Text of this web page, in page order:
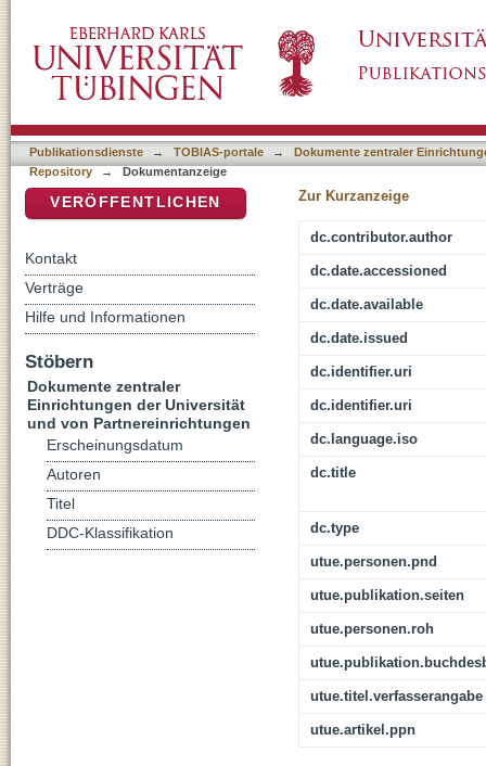
Publikationsdienste → TOBIAS-portale →
Dokumente zentraler
Repository
→ Dokumentanzeige
Zur Kurzanzeige
dc.contributor.author
dc.date.accessioned
dc.date.available
dc.date.issued
dc.identifier.uri
dc.identifier.uri
dc.language.iso
dc.title
dc.type
utue.personen.pnd
utue.publikation.seiten
utue.personen.roh
utue.titel.verfasserangabe
utue.artikel.ppn
VERÖFFENTLICHEN
Kontakt
Verträge
Hilfe und Informationen
Stöbern
Dokumente zentraler
Einrichtungen der Universität
und von Partnereinrichtungen
Erscheinungsdatum
Autoren
Titel
DDC-Klassifikation